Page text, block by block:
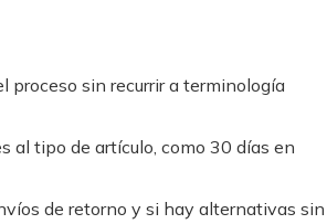
proceso sin recurrir a terminología
al tipo de artículo, como 30 días en
de retorno y si hay alternativas sin